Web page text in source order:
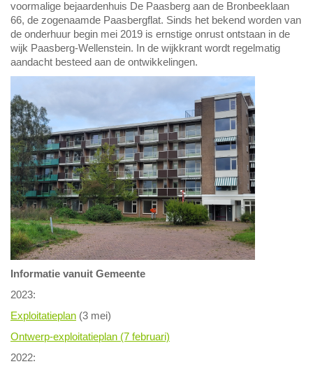
voormalige bejaardenhuis De Paasberg aan de Bronbeeklaan
66, de zogenaamde Paasbergflat. Sinds het bekend worden van
de onderhuur begin mei 2019 is ernstige onrust ontstaan in de
wijk Paasberg-Wellenstein. In de wijkkrant wordt regelmatig
aandacht besteed aan de ontwikkelingen.
Informatie vanuit Gemeente
2023:
Exploitatieplan (3 mei)
Ontwerp-exploitatieplan (7 februari)
2022: